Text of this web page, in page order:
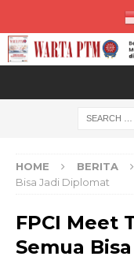
HOME BERITA
Bisa Jadi Diplomat
FPCI Meet
Semua